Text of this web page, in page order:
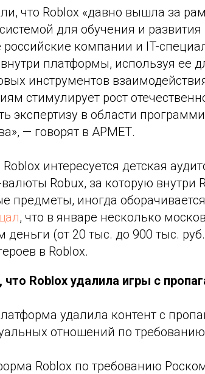
что Roblox «давно вышла за
для обучения и
компании и IT-
платформы, используя ее
инструментов
стимулирует рост
экспертизу в области
— говорят в АРМЕТ.
интересуется детская
Robux, за которую внутри
предметы, иногда
, что в январе несколько
(от 20 тыс. до 900 тыс.
в Roblox.
что Roblox удалила игры с
удалила контент с
отношений по
Roblox по требованию